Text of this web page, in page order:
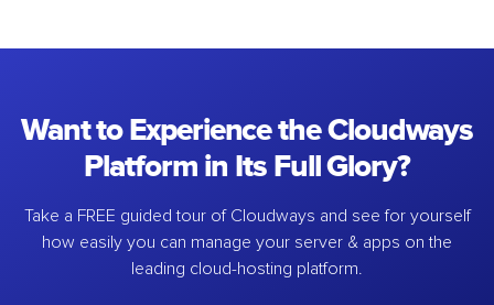
Want to Experience the Cloudways
Platform in Its Full Glory?
Take a FREE guided tour of Cloudways and see for yourself
how easily you can manage your server & apps on the
leading cloud-hosting platform.